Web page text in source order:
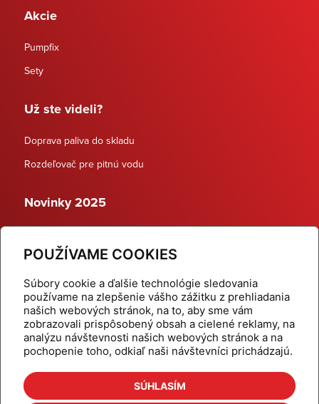
POUŽÍVAME COOKIES
Súbory cookie a ďalšie technológie sledovania
používame na zlepšenie vášho zážitku z prehliadania
našich webových stránok, na to, aby sme vám
zobrazovali prispôsobený obsah a cielené reklamy, na
analýzu návštevnosti našich webových stránok a na
pochopenie toho, odkiaľ naši návštevníci prichádzajú.
SÚHLASÍM
Akcie
Pumpfix
Sety
Už ste videli?
Doprava paliva do skladu
Rozdeľovač pre pitnú vodu
Novinky 2025
Dynamické termostatické ventily
Domov
Produkty
Aktuality
Odber šikovné tipy
Kalkulačky
Cenníky
Na stiahnutie
Referencie